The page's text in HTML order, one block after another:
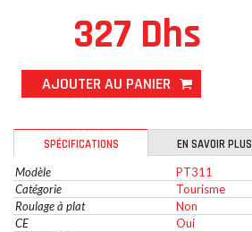
327 Dhs
AJOUTER AU PANIER
SPÉCIFICATIONS
EN SAVOIR PLUS
Modèle
PT311
Catégorie
Tourisme
Roulage à plat
Non
CE
Oui